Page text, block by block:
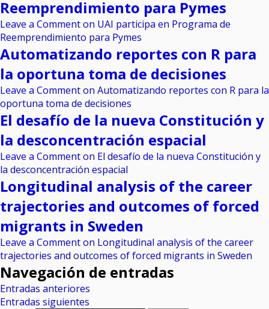
Reemprendimiento para Pymes
Leave a Commenton UAI participa en Programa de
Reemprendimiento para Pymes
Automatizando reportes con R para
la oportuna toma de decisiones
Leave a Commenton Automatizando reportes con R para la
oportuna toma de decisiones
El desafío de la nueva Constitución y
la desconcentración espacial
Leave a Commenton El desafío de la nueva Constitución y
la desconcentración espacial
Longitudinal analysis of the career
trajectories and outcomes of forced
migrants in Sweden
Leave a Commenton Longitudinal analysis of the career
trajectories and outcomes of forced migrants in Sweden
Navegación de entradas
Entradas anteriores
Entradas siguientes